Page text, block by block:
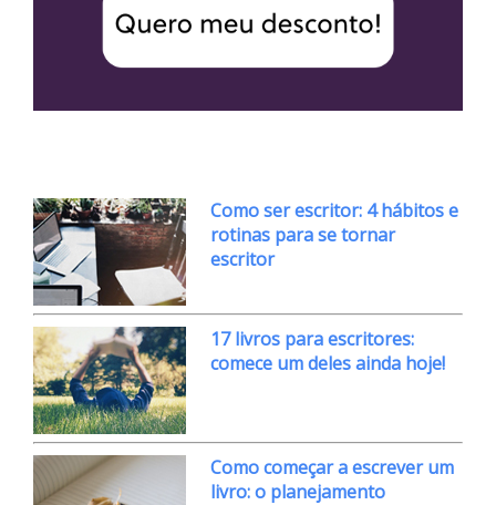
Como ser escritor: 4 hábitos e
rotinas para se tornar
escritor
17 livros para escritores:
comece um deles ainda hoje!
Como começar a escrever um
livro: o planejamento